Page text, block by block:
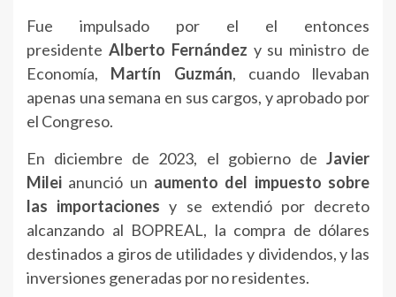
Fue impulsado por el el entonces
presidente Alberto Fernández y su ministro de
Economía, Martín Guzmán, cuando llevaban
apenas una semana en sus cargos, y aprobado por
el Congreso.
En diciembre de 2023, el gobierno de Javier
Milei anunció un aumento del impuesto sobre
las importaciones y se extendió por decreto
alcanzando al BOPREAL, la compra de dólares
destinados a giros de utilidades y dividendos, y las
inversiones generadas por no residentes.